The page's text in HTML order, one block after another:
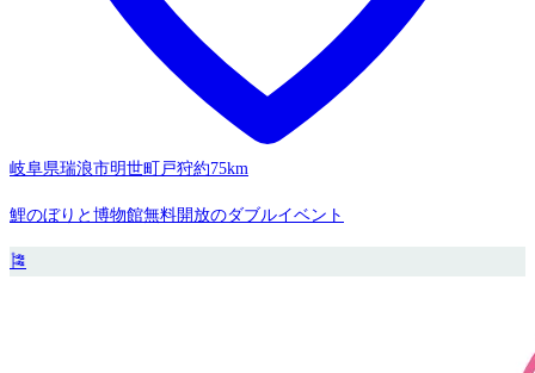
岐阜県瑞浪市明世町戸狩約75km
鯉のぼりと博物館無料開放のダブルイベント
🎏